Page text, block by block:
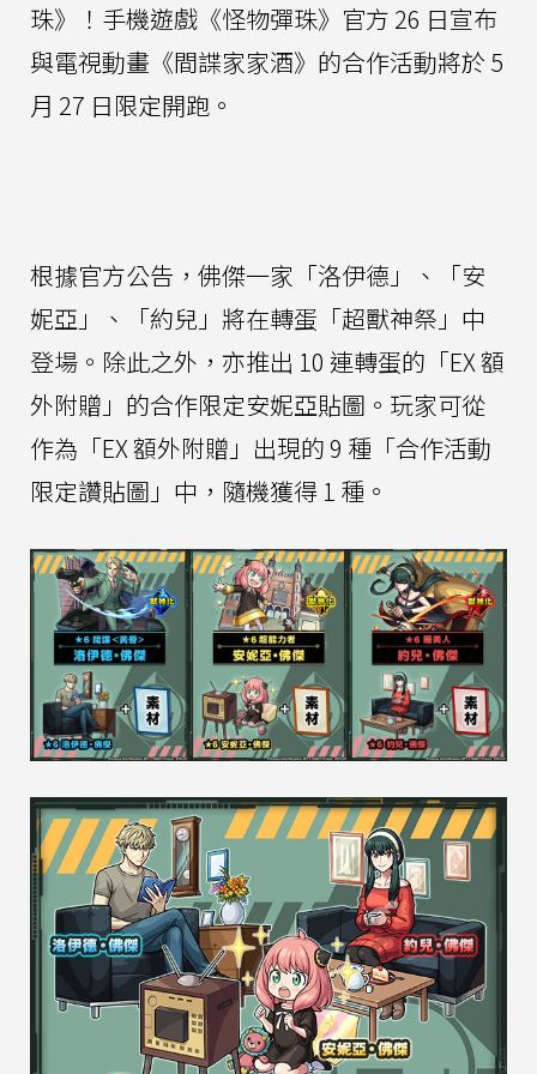
珠》！手機遊戲《怪物彈珠》官方 26 日宣布
與電視動畫《間諜家家酒》的合作活動將於 5
月 27 日限定開跑。
根據官方公告，佛傑一家「洛伊德」、「安
妮亞」、「約兒」將在轉蛋「超獸神祭」中
登場。除此之外，亦推出 10 連轉蛋的「EX 額
外附贈」的合作限定安妮亞貼圖。玩家可從
作為「EX 額外附贈」出現的 9 種「合作活動
限定讚貼圖」中，隨機獲得 1 種。